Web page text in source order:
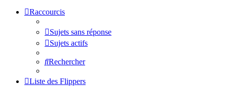
Raccourcis
Sujets sans réponse
Sujets actifs
Rechercher
Liste des Flippers